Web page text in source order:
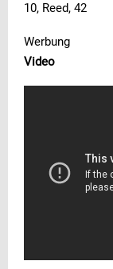
10, Reed, 42
Werbung
Video